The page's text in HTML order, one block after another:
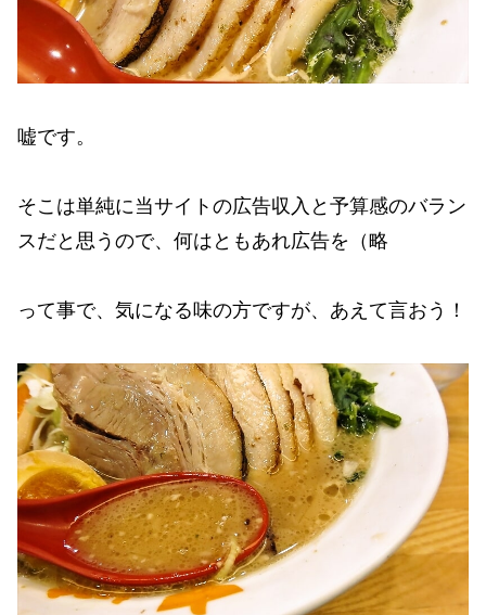
嘘です。
そこは単純に当サイトの広告収入と予算感のバラン
スだと思うので、何はともあれ広告を（略
って事で、気になる味の方ですが、あえて言おう！